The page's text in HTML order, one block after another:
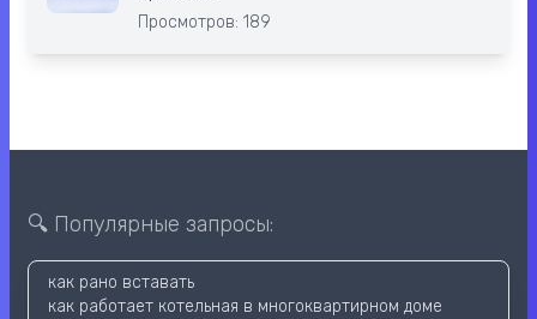
Просмотров: 189
🔍 Популярные запросы:
как рано вставать
как работает котельная в многоквартирном доме